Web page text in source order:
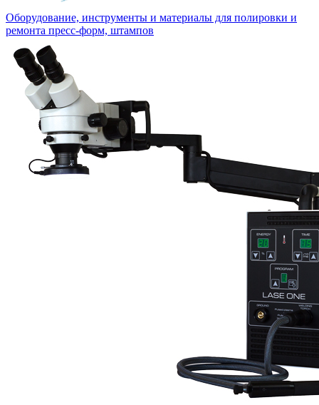
Оборудование, инструменты и материалы для полировки и
ремонта пресс-форм, штампов